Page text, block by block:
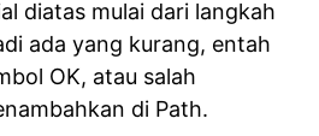
diatas mulai dari langkah
ada yang kurang, entah
OK, atau salah
di Path.